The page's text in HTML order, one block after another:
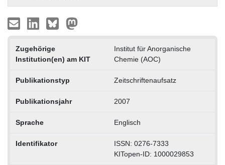
Zugehörige
Institution(en) am KIT
Institut für Anorganische
Chemie (AOC)
Publikationstyp Zeitschriftenaufsatz
Publikationsjahr 2007
Sprache Englisch
Identifikator
ISSN: 0276-7333
KITopen-ID: 1000029853